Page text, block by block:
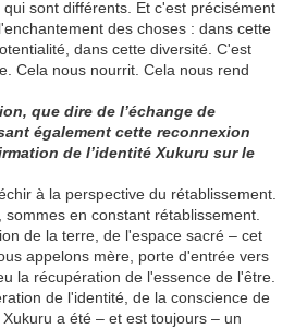
sont différents. Et c'est précisément
des choses : dans cette
dans cette diversité. C'est
Cela nous nourrit. Cela nous rend
que dire de l’échange de
également cette reconnexion
de l’identité Xukuru sur le
à la perspective du rétablissement.
en constant rétablissement.
de la terre, de l'espace sacré – cet
appelons mère, porte d'entrée vers
la récupération de l'essence de l'être.
de l'identité, de la conscience de
a été – et est toujours – un